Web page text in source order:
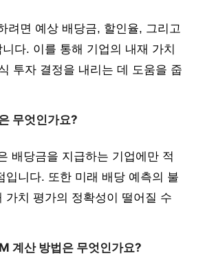
려면 예상 배당금, 할인율, 그리고
다. 이를 통해 기업의 내재 가치
투자 결정을 내리는 데 도움을 줍
무엇인가요?
배당금을 지급하는 기업에만 적
입니다. 또한 미래 배당 예측의 불
가치 평가의 정확성이 떨어질 수
계산 방법은 무엇인가요?